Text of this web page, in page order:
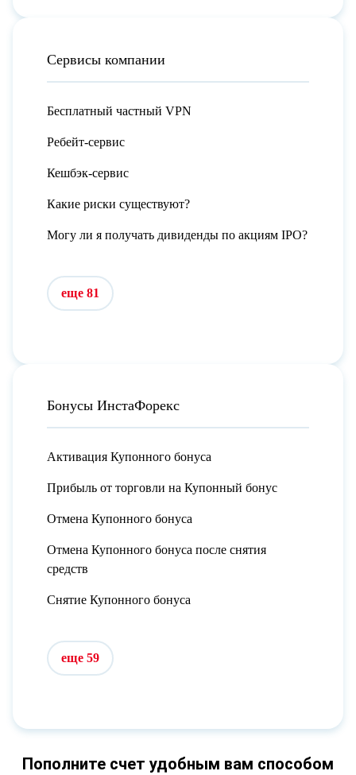
Сервисы компании
Бесплатный частный VPN
Ребейт-сервис
Кешбэк-сервис
Какие риски существуют?
Могу ли я получать дивиденды по акциям IPO?
еще 81
Бонусы ИнстаФорекс
Активация Купонного бонуса
Прибыль от торговли на Купонный бонус
Отмена Купонного бонуса
Отмена Купонного бонуса после снятия
средств
Снятие Купонного бонуса
еще 59
Пополните счет удобным вам способом